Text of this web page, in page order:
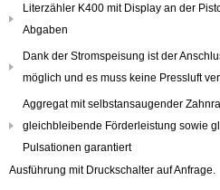
Literzähler K400 mit Display an der
Abgaben
Dank der Stromspeisung ist der
möglich und es muss keine Pressluft
Aggregat mit selbstansaugender
gleichbleibende Förderleistung sowie
Pulsationen garantiert
Ausführung mit Druckschalter auf Anfrage.